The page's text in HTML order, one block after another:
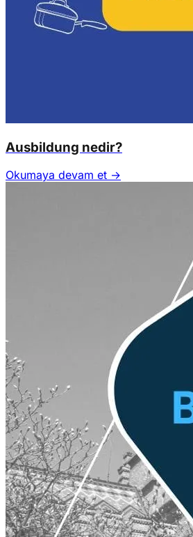
Ausbildung nedir?
Okumaya devam et →